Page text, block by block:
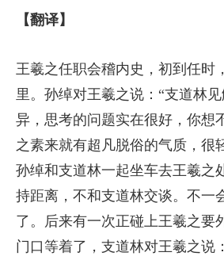
【翻译】
王羲之任职会稽内史，初到任时
里。孙绰对王羲之说：“支道林
异，思考的问题实在很好，你想
之素来就有超凡脱俗的气质，很
孙绰和支道林一起坐车去王羲之
持距离，不和支道林交谈。不一
了。后来有一次正碰上王羲之要
门口等着了，支道林对王羲之说